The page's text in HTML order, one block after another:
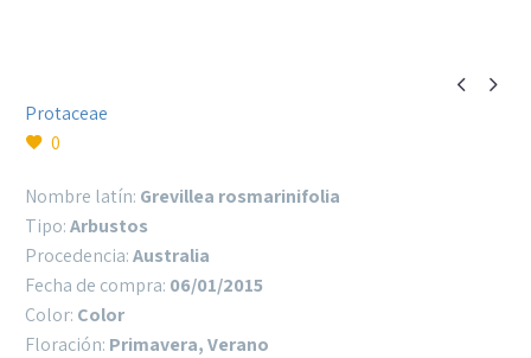
 
Protaceae
0
Nombre latín: Grevillea rosmarinifolia
Tipo:Arbustos
Procedencia:Australia
Fecha de compra: 06/01/2015
Color: Color
Floración: Primavera, Verano